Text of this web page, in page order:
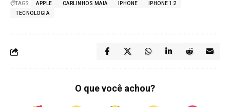
TAGS: APPLE CARLINHOS MAIA IPHONE
IPHONE 12
TECNOLOGIA
O que você achou?